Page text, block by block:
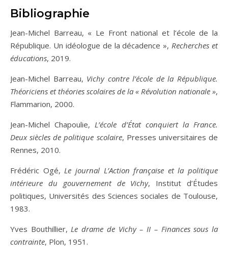
Bibliographie
Jean-Michel Barreau, « Le Front national et l’école de la
République. Un idéologue de la décadence »,Recherches et
éducations, 2019.
Jean-Michel Barreau, Vichy contre l’école de la République.
Théoriciens et théories scolaires de la « Révolution nationale »,
Flammarion, 2000.
Jean-Michel Chapoulie,L’école d’État conquiert la France.
Deux siècles de politique scolaire, Presses universitaires de
Rennes, 2010.
Frédéric Ogé,Le journal L’Action française et la politique
intérieure du gouvernement de Vichy, Institut d’Études
politiques, Universités des Sciences sociales de Toulouse,
1983.
Yves Bouthillier,Le drame de Vichy – II – Finances sous la
contrainte, Plon, 1951.